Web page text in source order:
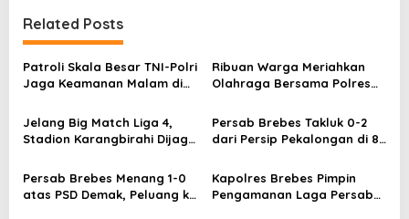
n
a
v
i
g
a
t
i
Related Posts
Patroli Skala Besar TNI-Polri
Jaga Keamanan Malam di
Ribuan Warga Meriahkan
Olahraga Bersama Polres
Karangbirahi
Jelang Big Match Liga 4,
Stadion Karangbirahi Dijaga
Persab Brebes Takluk 0-2
dari Persip Pekalongan di 8
Persab Brebes Menang 1-0
atas PSD Demak, Peluang ke
Kapolres Brebes Pimpin
Pengamanan Laga Persab